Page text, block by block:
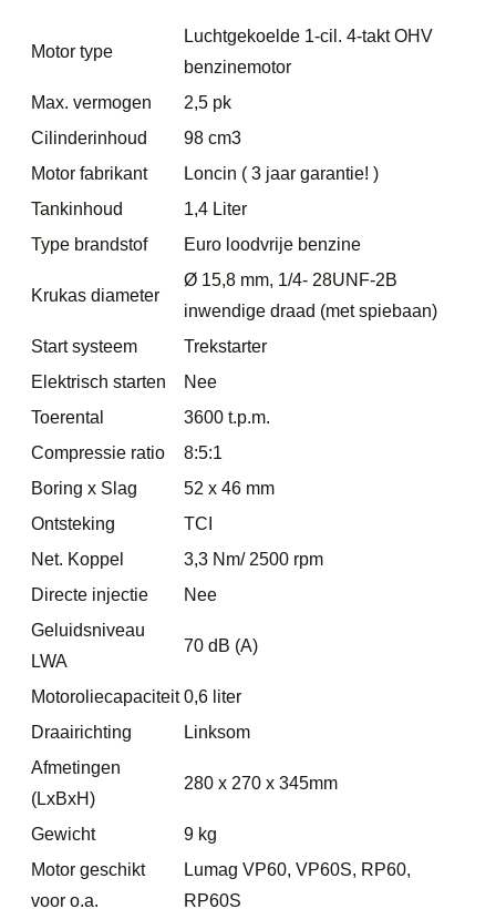
Motor type
Luchtgekoelde 1-cil. 4-takt OHV
benzinemotor
Max. vermogen
2,5 pk
Cilinderinhoud
98 cm3
Motor fabrikant
Loncin ( 3 jaar garantie! )
Tankinhoud
1,4 Liter
Type brandstof
Euro loodvrije benzine
Krukas diameter
Ø 15,8 mm, 1/4- 28UNF-2B
inwendige draad (met spiebaan)
Start systeem
Trekstarter
Elektrisch starten
Nee
Toerental
3600 t.p.m.
Compressie ratio
8:5:1
Boring x Slag
52 x 46 mm
Ontsteking
TCI
Net. Koppel
3,3 Nm/ 2500 rpm
Directe injectie
Nee
Geluidsniveau
LWA
70 dB (A)
Motoroliecapaciteit 0,6 liter
Draairichting
Linksom
Afmetingen
(LxBxH)
280 x 270 x 345mm
Gewicht
9 kg
Motor geschikt
voor o.a.
Lumag VP60, VP60S, RP60,
RP60S